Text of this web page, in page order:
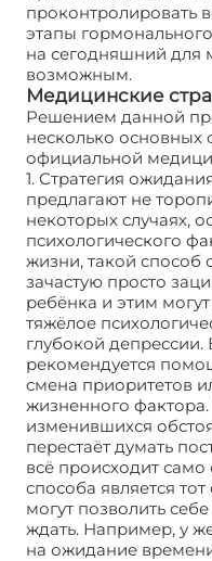
проконтролировать
этапы
на сегодняшний для
возможным.
Медицинские
Решением данной
несколько основных
официальной
1. Стратегия
предлагают не
некоторых случаях,
психологического
жизни, такой
зачастую просто
ребёнка и этим
тяжёлое
глубокой депрессии.
рекомендуется
смена приоритетов
жизненного
изменившихся
перестаёт думать
всё происходит само
способа является
могут позволить
ждать. Например, у
на ожидание